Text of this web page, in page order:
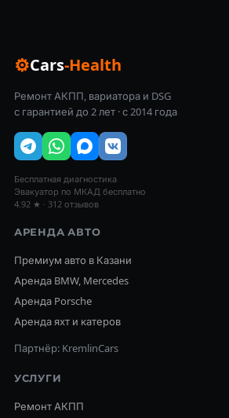
⚙Cars-Health
Ремонт АКПП, вариатора и DSG
с гарантией до 2 лет · с 2014 года
Бесплатная диагностика
Эвакуатор по МКАД бесплатно
4.92 ★ · 312 отзывов
АРЕНДА АВТО
Премиум авто в Казани
Аренда BMW, Mercedes
Аренда Porsche
Аренда яхт и катеров
Партнёр: KremlinCars
УСЛУГИ
Ремонт АКПП